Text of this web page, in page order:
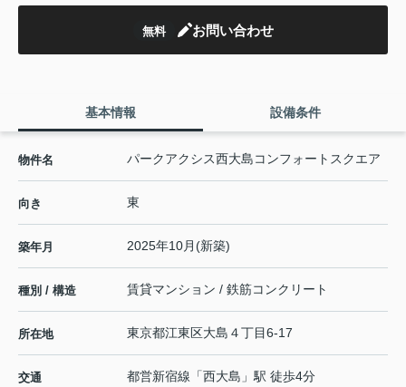
無料 お問い合わせ
基本情報 設備条件
物件名 パークアクシス西大島コンフォートスクエア
向き 東
築年月 2025年10月(新築)
種別 / 構造 賃貸マンション / 鉄筋コンクリート
所在地 東京都江東区大島 ４丁目6-17
交通 都営新宿線 「西大島 」駅 徒歩4分